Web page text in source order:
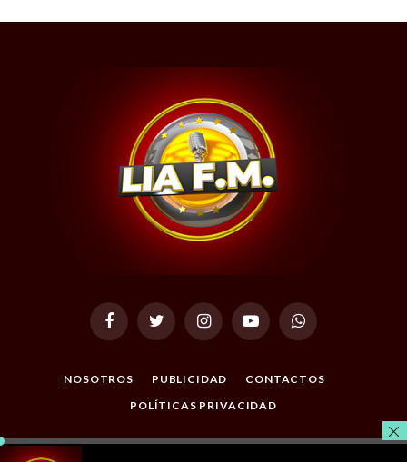
FacebookTwitter InstagramYouTubeWhatsApp
NOSOTROS PUBLICIDAD
CONTACTOS
POLÍTICAS PRIVACIDAD
© 2026 Todos los Derechos Reservados. Desarrollado por